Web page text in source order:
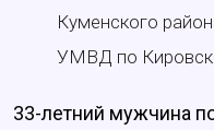
Куменского
УМВД по
33-летний мужчина